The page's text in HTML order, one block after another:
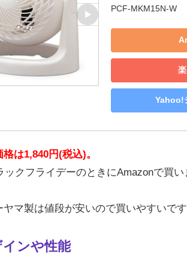
PCF-MKM15N-W
Yahoo!
格は1,840円(税込)。
ックフライデーのときにAmazonで買
マ製は値段が安いので買いやすいです
ンや性能